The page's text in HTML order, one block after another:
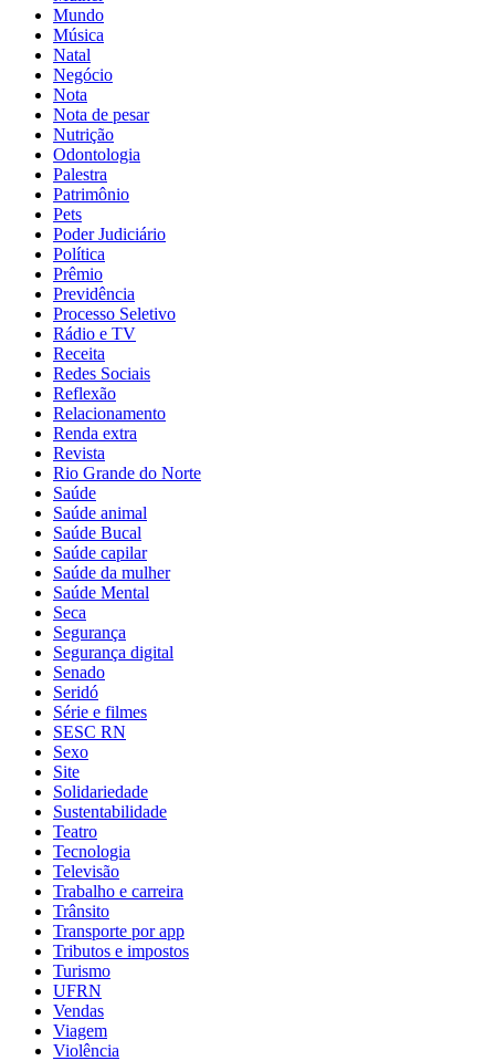
Mundo
Música
Natal
Negócio
Nota
Nota de pesar
Nutrição
Odontologia
Palestra
Patrimônio
Pets
Poder Judiciário
Política
Prêmio
Previdência
Processo Seletivo
Rádio e TV
Receita
Redes Sociais
Reflexão
Relacionamento
Renda extra
Revista
Rio Grande do Norte
Saúde
Saúde animal
Saúde Bucal
Saúde capilar
Saúde da mulher
Saúde Mental
Seca
Segurança
Segurança digital
Senado
Seridó
Série e filmes
SESC RN
Sexo
Site
Solidariedade
Sustentabilidade
Teatro
Tecnologia
Televisão
Trabalho e carreira
Trânsito
Transporte por app
Tributos e impostos
Turismo
UFRN
Vendas
Viagem
Violência